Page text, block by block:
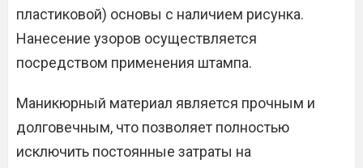
пластиковой) основы с наличием рисунка.
Нанесение узоров осуществляется
посредством применения штампа.
Маникюрный материал является прочным и
долговечным, что позволяет полностью
исключить постоянные затраты на